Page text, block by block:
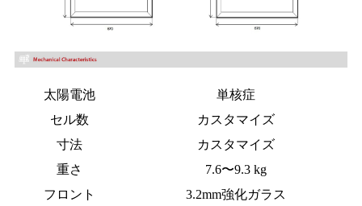
太陽電池
単核症
セル数
カスタマイズ
寸法
カスタマイズ
重さ
7.6〜9.3 kg
フロント
3.2mm強化ガラス